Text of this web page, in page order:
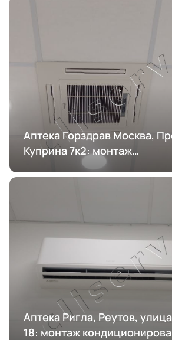
Аптека Горздрав Москва,
Куприна 7к2: монтаж
кондиционирования
Аптека Ригла, Реутов,
18: монтаж